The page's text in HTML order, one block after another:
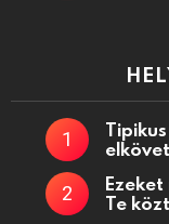
Te